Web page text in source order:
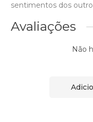
sentimentos dos
Avaliações
Não